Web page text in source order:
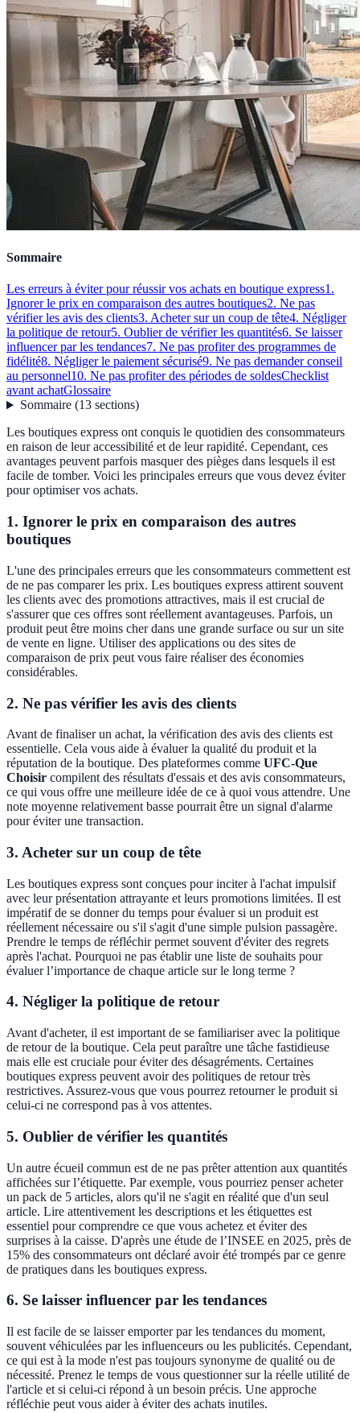
Sommaire
Les erreurs à éviter pour réussir vos achats en boutique express1.
Ignorer le prix en comparaison des autres boutiques2. Ne pas
vérifier les avis des clients3. Acheter sur un coup de tête4. Négliger
la politique de retour5. Oublier de vérifier les quantités6. Se laisser
influencer par les tendances7. Ne pas profiter des programmes de
fidélité8. Négliger le paiement sécurisé9. Ne pas demander conseil
au personnel10. Ne pas profiter des périodes de soldesChecklist
avant achatGlossaire
Sommaire(13 sections)
Les boutiques express ont conquis le quotidien des consommateurs
en raison de leur accessibilité et de leur rapidité. Cependant, ces
avantages peuvent parfois masquer des pièges dans lesquels il est
facile de tomber. Voici les principales erreurs que vous devez éviter
pour optimiser vos achats.
1. Ignorer le prix en comparaison des autres
boutiques
L'une des principales erreurs que les consommateurs commettent est
de ne pas comparer les prix. Les boutiques express attirent souvent
les clients avec des promotions attractives, mais il est crucial de
s'assurer que ces offres sont réellement avantageuses. Parfois, un
produit peut être moins cher dans une grande surface ou sur un site
de vente en ligne. Utiliser des applications ou des sites de
comparaison de prix peut vous faire réaliser des économies
considérables.
2. Ne pas vérifier les avis des clients
Avant de finaliser un achat, la vérification des avis des clients est
essentielle. Cela vous aide à évaluer la qualité du produit et la
réputation de la boutique. Des plateformes comme UFC-Que
Choisir compilent des résultats d'essais et des avis consommateurs,
ce qui vous offre une meilleure idée de ce à quoi vous attendre. Une
note moyenne relativement basse pourrait être un signal d'alarme
pour éviter une transaction.
3. Acheter sur un coup de tête
Les boutiques express sont conçues pour inciter à l'achat impulsif
avec leur présentation attrayante et leurs promotions limitées. Il est
impératif de se donner du temps pour évaluer si un produit est
réellement nécessaire ou s'il s'agit d'une simple pulsion passagère.
Prendre le temps de réfléchir permet souvent d'éviter des regrets
après l'achat. Pourquoi ne pas établir une liste de souhaits pour
évaluer l’importance de chaque article sur le long terme ?
4. Négliger la politique de retour
Avant d'acheter, il est important de se familiariser avec la politique
de retour de la boutique. Cela peut paraître une tâche fastidieuse
mais elle est cruciale pour éviter des désagréments. Certaines
boutiques express peuvent avoir des politiques de retour très
restrictives. Assurez-vous que vous pourrez retourner le produit si
celui-ci ne correspond pas à vos attentes.
5. Oublier de vérifier les quantités
Un autre écueil commun est de ne pas prêter attention aux quantités
affichées sur l’étiquette. Par exemple, vous pourriez penser acheter
un pack de 5 articles, alors qu'il ne s'agit en réalité que d'un seul
article. Lire attentivement les descriptions et les étiquettes est
essentiel pour comprendre ce que vous achetez et éviter des
surprises à la caisse. D'après une étude de l’INSEE en 2025, près de
15% des consommateurs ont déclaré avoir été trompés par ce genre
de pratiques dans les boutiques express.
6. Se laisser influencer par les tendances
Il est facile de se laisser emporter par les tendances du moment,
souvent véhiculées par les influenceurs ou les publicités. Cependant,
ce qui est à la mode n'est pas toujours synonyme de qualité ou de
nécessité. Prenez le temps de vous questionner sur la réelle utilité de
l'article et si celui-ci répond à un besoin précis. Une approche
réfléchie peut vous aider à éviter des achats inutiles.